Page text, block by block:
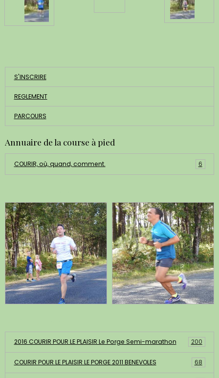
S'INSCRIRE
REGLEMENT
PARCOURS
Annuaire de la course à pied
COURIR, où, quand, comment. 6
2016 COURIR POUR LE PLAISIR Le Porge Semi-marathon 200
COURIR POUR LE PLAISIR LE PORGE 2011 BENEVOLES 68